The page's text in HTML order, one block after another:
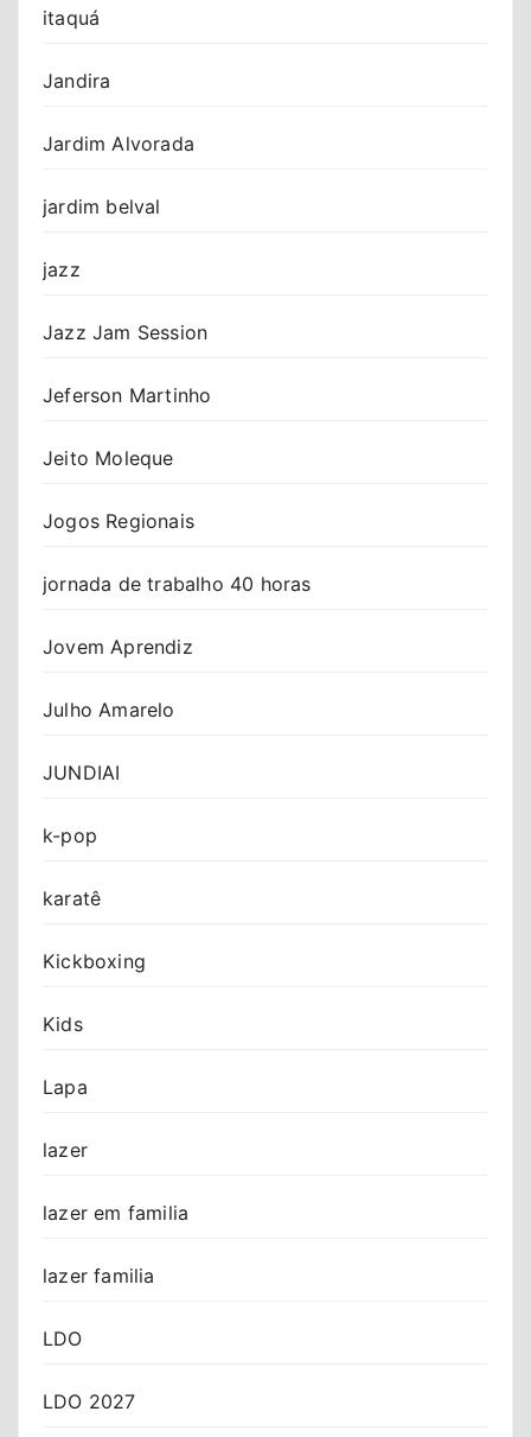
itaquá
Jandira
Jardim Alvorada
jardim belval
jazz
Jazz Jam Session
Jeferson Martinho
Jeito Moleque
Jogos Regionais
jornada de trabalho 40 horas
Jovem Aprendiz
Julho Amarelo
JUNDIAI
k-pop
karatê
Kickboxing
Kids
Lapa
lazer
lazer em familia
lazer familia
LDO
LDO 2027